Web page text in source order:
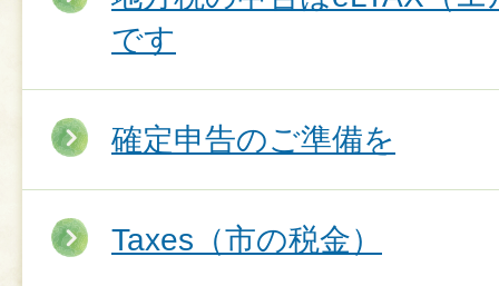
です
確定申告のご準備を
Taxes（市の税金）